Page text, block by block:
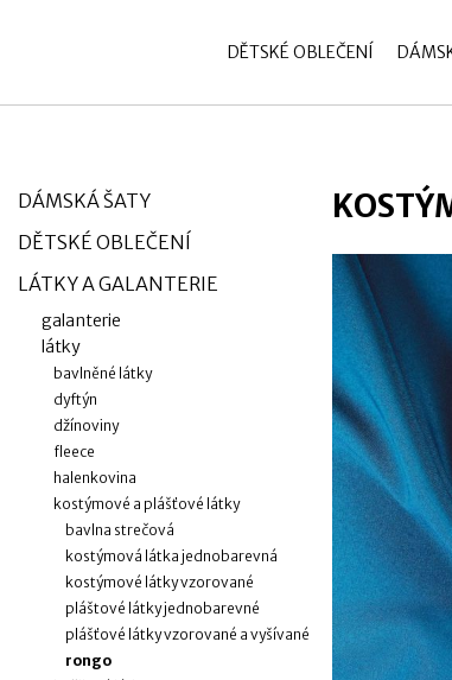
DĚTSKÉ OBLEČENÍ
zobrazit obsah košíku
DÁMSKÁ ŠATY
DĚTSKÉ OBLEČENÍ
LÁTKY A GALANTERIE
galanterie
látky
bavlněné látky
dyftýn
džínoviny
fleece
halenkovina
kostýmové a plášťové látky
bavlna strečová
kostýmová látka jednobarevná
kostýmové látky vzorované
pláštové látky jednobarevné
plášťové látky vzorované a vyšívané
rongo